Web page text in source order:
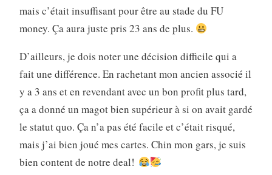
mais c’était insuffisant pour être au stade du FU
money. Ça aura juste pris 23 ans de plus.
D’ailleurs, je dois noter une décision difficile qui a
fait une différence. En rachetant mon ancien associé il
y a 3 ans et en revendant avec un bon profit plus tard,
ça a donné un magot bien supérieur à si on avait gardé
le statut quo. Ça n’a pas été facile et c’était risqué,
mais j’ai bien joué mes cartes. Chin mon gars, je suis
bien content de notre deal!